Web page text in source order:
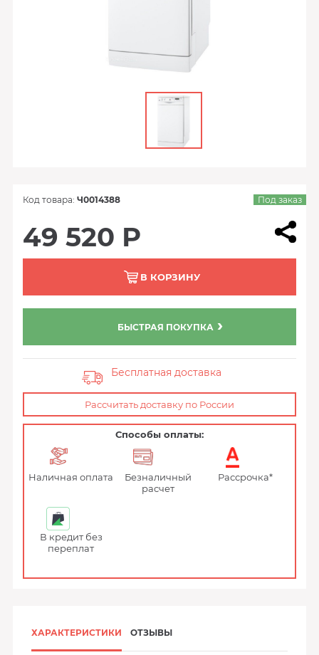
Код товара: Ч0014388 Под заказ
49 520 Р
В КОРЗИНУ
БЫСТРАЯ ПОКУПКА
Бесплатная доставка
Рассчитать доставку по России
Способы оплаты:
Наличная оплата
Безналичный
расчет
Рассрочка*
В кредит без
переплат
ХАРАКТЕРИСТИКИ ОТЗЫВЫ